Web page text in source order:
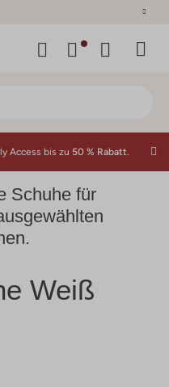
Access bis zu 50 % Rabatt.
Schuhe für
Weiß